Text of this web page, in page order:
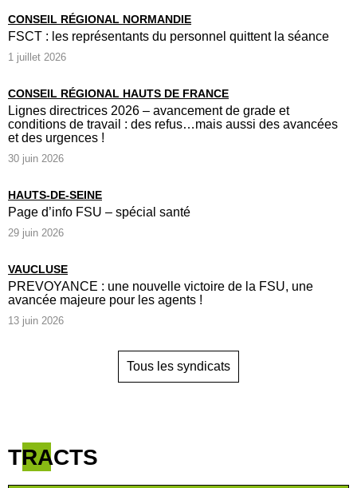
CONSEIL RÉGIONAL NORMANDIE
FSCT : les représentants du personnel quittent la séance
1 juillet 2026
CONSEIL RÉGIONAL HAUTS DE FRANCE
Lignes directrices 2026 – avancement de grade et
conditions de travail : des refus…mais aussi des avancées
et des urgences !
30 juin 2026
HAUTS-DE-SEINE
Page d’info FSU – spécial santé
29 juin 2026
VAUCLUSE
PREVOYANCE : une nouvelle victoire de la FSU, une
avancée majeure pour les agents !
13 juin 2026
Tous les syndicats
TRACTS